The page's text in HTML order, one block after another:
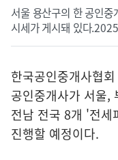
서울 용산구의 한 공인
시세가 게시돼 있다
한국공인중개사협
공인중개사가 서울,
전남 전국 8개 '전세
진행할 예정이다.